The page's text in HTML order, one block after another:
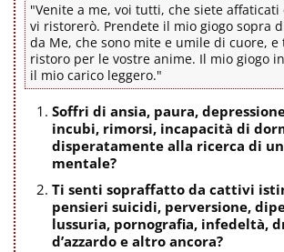
"Venite a me, voi tutti, che siete affaticati
vi ristorerò. Prendete il mio giogo sopra
da Me, che sono mite e umile di cuore, e
ristoro per le vostre anime. Il mio giogo
il mio carico leggero."
Soffri di ansia, paura,
incubi, rimorsi, incapacità di
disperatamente alla ricerca di
mentale?
Ti senti sopraffatto da cattivi
pensieri suicidi, perversione,
lussuria, pornografia, infedeltà,
d’azzardo e altro ancora?